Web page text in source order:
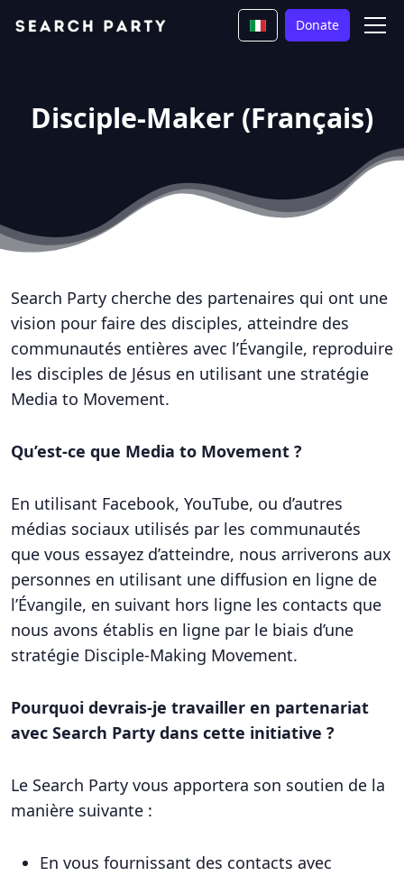
Donate
Disciple-Maker (Français)
Search Party cherche des partenaires qui ont une
vision pour faire des disciples, atteindre des
communautés entières avec l’Évangile, reproduire
les disciples de Jésus en utilisant une stratégie
Media to Movement.
Qu’est-ce que Media to Movement ?
En utilisant Facebook, YouTube, ou d’autres
médias sociaux utilisés par les communautés
que vous essayez d’atteindre, nous arriverons aux
personnes en utilisant une diffusion en ligne de
l’Évangile, en suivant hors ligne les contacts que
nous avons établis en ligne par le biais d’une
stratégie Disciple-Making Movement.
Pourquoi devrais-je travailler en partenariat
avec Search Party dans cette initiative ?
Le Search Party vous apportera son soutien de la
manière suivante :
En vous fournissant des contacts avec